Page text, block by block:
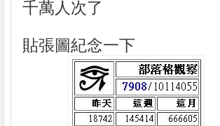
千萬人次了
貼張圖紀念一下